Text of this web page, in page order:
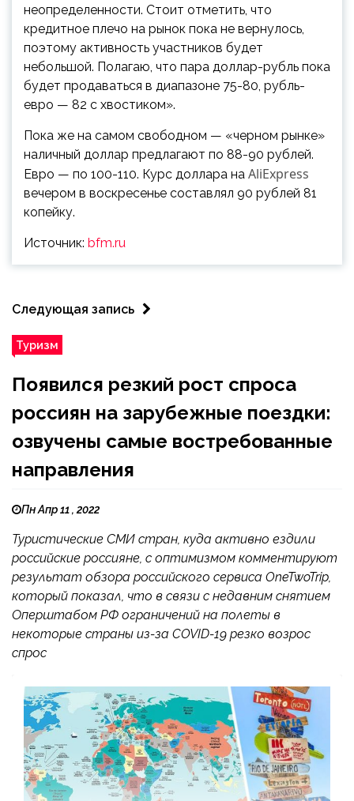
неопределенности. Стоит отметить, что
кредитное плечо на рынок пока не вернулось,
поэтому активность участников будет
небольшой. Полагаю, что пара доллар-рубль пока
будет продаваться в диапазоне 75-80, рубль-
евро — 82 с хвостиком».
Пока же на самом свободном — «черном рынке»
наличный доллар предлагают по 88-90 рублей.
Евро — по 100-110. Курс доллара на AliExpress
вечером в воскресенье составлял 90 рублей 81
копейку.
Источник: bfm.ru
Следующая запись
Туризм
Появился резкий рост спроса
россиян на зарубежные поездки:
озвучены самые востребованные
направления
Пн Апр 11 , 2022
Туристические СМИ стран, куда активно ездили
российские россияне, с оптимизмом комментируют
результат обзора российского сервиса OneTwoTrip,
который показал, что в связи с недавним снятием
Оперштабом РФ ограничений на полеты в
некоторые страны из-за COVID-19 резко возрос
спрос